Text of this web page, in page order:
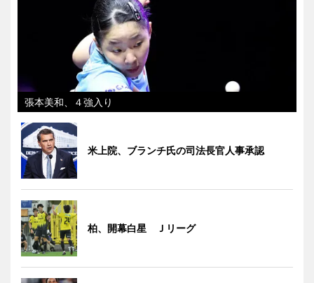
張本美和、４強入り
米上院、ブランチ氏の司法長官人事承認
柏、開幕白星 Ｊリーグ